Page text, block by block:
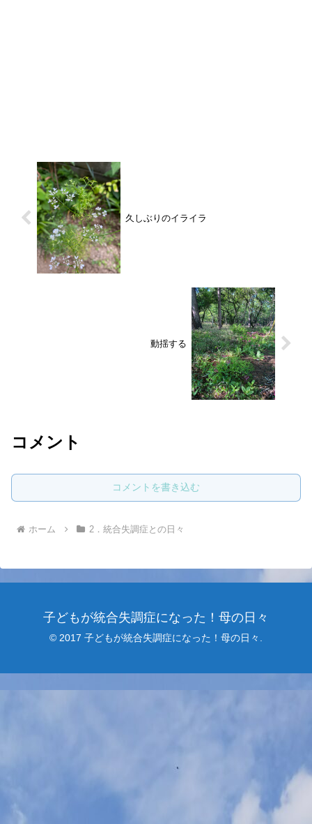
久しぶりのイライラ
動揺する
コメント
コメントを書き込む
ホーム 2．統合失調症との日々
子どもが統合失調症になった！母の日々
© 2017 子どもが統合失調症になった！母の日々.